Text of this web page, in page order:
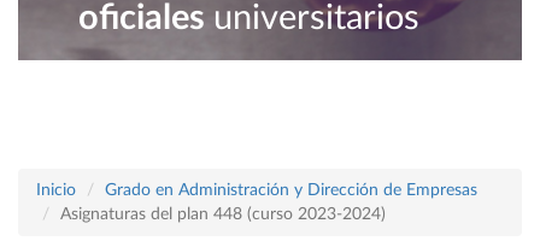
oficiales universitarios
Inicio
Grado en Administración y Dirección de Empresas
Asignaturas del plan 448 (curso 2023-2024)